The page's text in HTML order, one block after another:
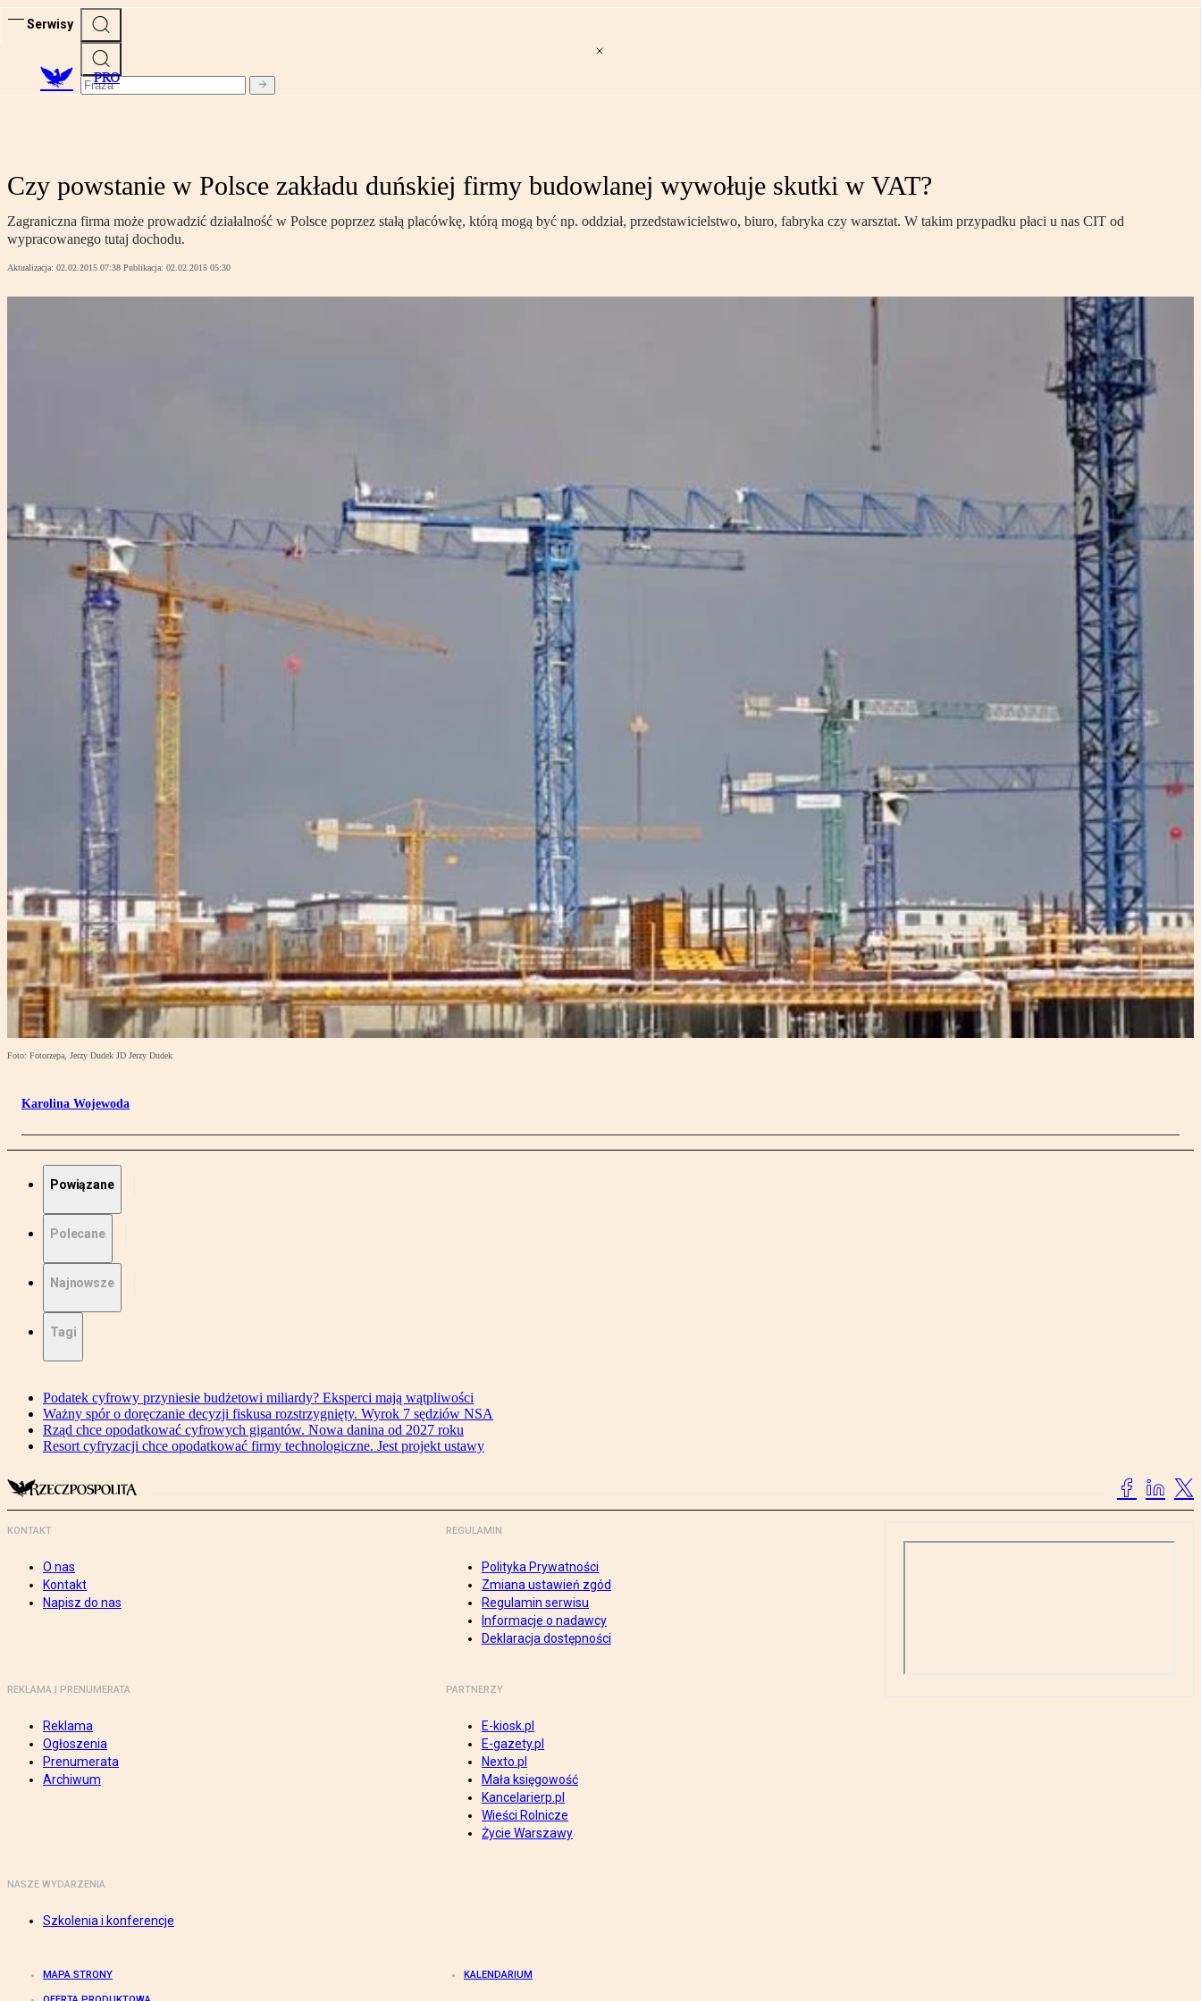
Serwisy
PRO
Czy powstanie w Polsce zakładu duńskiej firmy budowlanej wywołuje skutki w VAT?
Zagraniczna firma może prowadzić działalność w Polsce poprzez stałą placówkę, którą mogą być np. oddział, przedstawicielstwo, biuro, fabryka czy warsztat. W takim przypadku płaci u nas CIT od
wypracowanego tutaj dochodu.
Aktualizacja: 02.02.2015 07:38 Publikacja: 02.02.2015 05:30
Foto: Fotorzepa, Jerzy Dudek JD Jerzy Dudek
Karolina Wojewoda
Powiązane
Polecane
Najnowsze
Tagi
Podatek cyfrowy przyniesie budżetowi miliardy? Eksperci mają wątpliwości
Ważny spór o doręczanie decyzji fiskusa rozstrzygnięty. Wyrok 7 sędziów NSA
Rząd chce opodatkować cyfrowych gigantów. Nowa danina od 2027 roku
Resort cyfryzacji chce opodatkować firmy technologiczne. Jest projekt ustawy
KONTAKT
O nas
Kontakt
Napisz do nas
REGULAMIN
Polityka Prywatności
Zmiana ustawień zgód
Regulamin serwisu
Informacje o nadawcy
Deklaracja dostępności
REKLAMA I PRENUMERATA
Reklama
Ogłoszenia
Prenumerata
Archiwum
PARTNERZY
E-kiosk.pl
E-gazety.pl
Nexto.pl
Mała księgowość
Kancelarierp.pl
Wieści Rolnicze
Życie Warszawy
NASZE WYDARZENIA
Szkolenia i konferencje
MAPA STRONY KALENDARIUM